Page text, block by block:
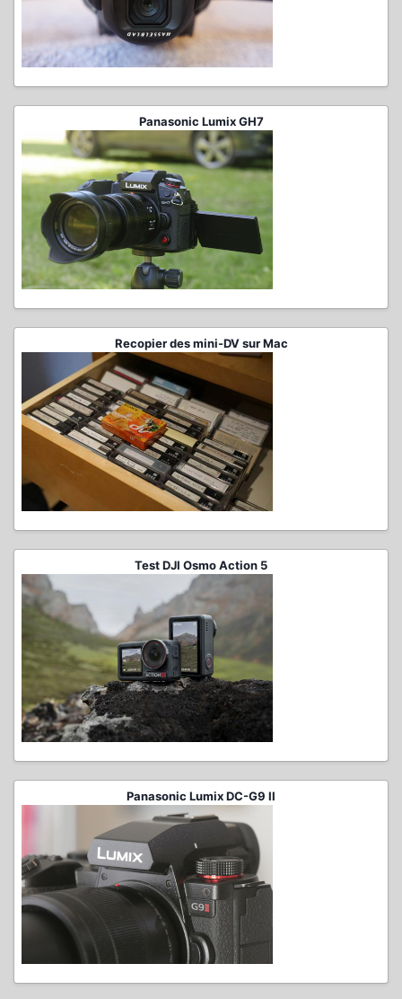
Panasonic Lumix GH7
Recopier des mini-DV sur Mac
Test DJI Osmo Action 5
Panasonic Lumix DC-G9 II